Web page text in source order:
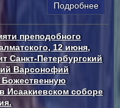
Подробнее
преподобного
12 июня,
Санкт-Петербургский
Варсонофий
Исаакиевском соборе